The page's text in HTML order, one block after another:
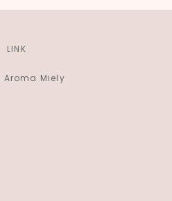
LINK
Aroma Miely